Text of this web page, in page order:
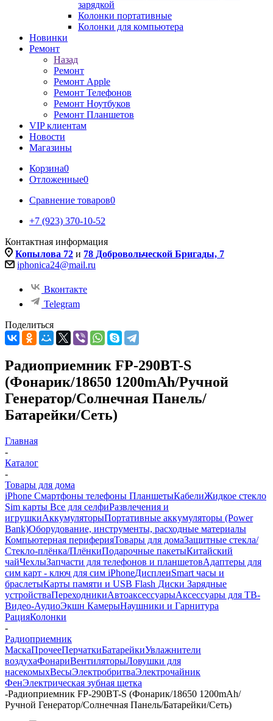
зарядкой
Колонки портативные
Колонки для компьютера
Новинки
Ремонт
Назад
Ремонт
Ремонт Apple
Ремонт Телефонов
Ремонт Ноутбуков
Ремонт Планшетов
VIP клиентам
Новости
Магазины
Корзина0
Отложенные0
Сравнение товаров0
+7 (923) 370-10-52
Контактная информация
Копылова 72 и 78 Добровольческой Бригады, 7
iphonica24@mail.ru
Вконтакте
Telegram
Поделиться
Радиоприемник FP-290BT-S
(Фонарик/18650 1200mAh/Ручной
Генератор/Солнечная Панель/
Батарейки/Сеть)
Главная
-
Каталог
-
Товары для дома
iPhone Смартфоны телефоны ПланшетыКабелиЖидкое стекло
Sim карты Все для селфиРазвлечения и
игрушкиАккумуляторыПортативные аккумуляторы (Power
Bank)Оборудование, инструменты, расходные материалы
Компьютерная периферияТовары для домаЗащитные стекла/
Стекло-плёнка/ПлёнкиПодарочные пакетыКитайский
чайЧехлыЗапчасти для телефонов и планшетовАдаптеры для
сим карт - ключ для сим iPhoneДисплеиSmart часы и
браслетыКарты памяти и USB Flash Диски Зарядные
устройстваПереходникиАвтоаксессуарыАксессуары для ТВ-
Видео-АудиоЭкшн КамерыНаушники и Гарнитура
РацияКолонки
-
Радиоприемник
МаскаПрочееПерчаткиБатарейкиУвлажнители
воздухаФонариВентиляторыЛовушки для
насекомыхВесыЭлектробритваЭлектрочайник
ФенЭлектрическая зубная щетка
-Радиоприемник FP-290BT-S (Фонарик/18650 1200mAh/
Ручной Генератор/Солнечная Панель/Батарейки/Сеть)